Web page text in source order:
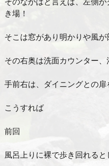
き場！
そこは窓があり明かりや風が
その右奥は洗面カウンター、
手前右は、ダイニングとの扉
こうすれば
前回
風呂上りに裸で歩き回れると